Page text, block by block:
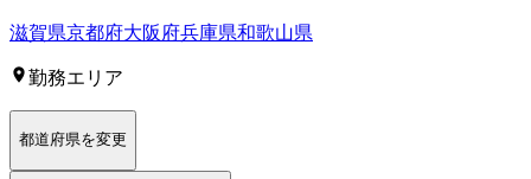
滋賀県京都府大阪府兵庫県和歌山県
勤務エリア
都道府県を変更